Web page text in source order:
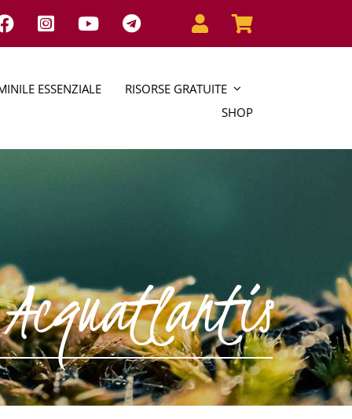
ESSENZIALE
RISORSE GRATUITE
SHOP